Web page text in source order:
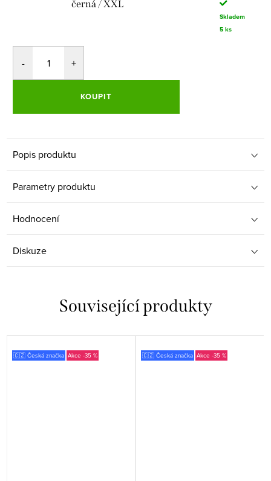
černá / XXL
Skladem
5 ks
KOUPIT
Popis produktu
Parametry produktu
Hodnocení
Diskuze
Související produkty
🇨🇿 Česká značka -35 % 🇨🇿 Česká značka -35 %